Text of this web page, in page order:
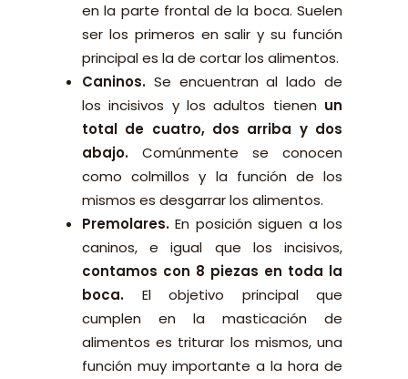
en la parte frontal de la boca. Suelen
ser los primeros en salir y su función
principal es la de cortar los alimentos.
Caninos. Se encuentran al lado de
los incisivos y los adultos tienen un
total de cuatro, dos arriba y dos
abajo. Comúnmente se conocen
como colmillos y la función de los
mismos es desgarrar los alimentos.
Premolares. En posición siguen a los
caninos, e igual que los incisivos,
contamos con 8 piezas en toda la
boca. El objetivo principal que
cumplen en la masticación de
alimentos es triturar los mismos, una
función muy importante a la hora de